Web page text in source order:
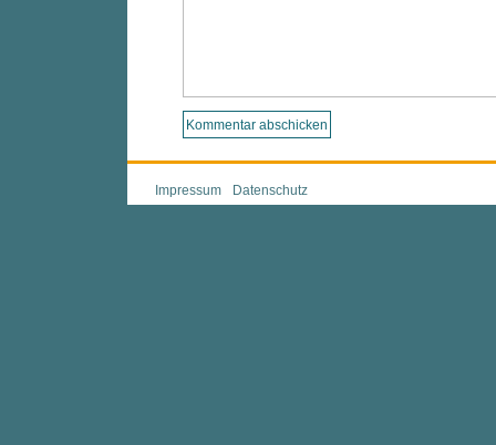
Impressum Datenschutz